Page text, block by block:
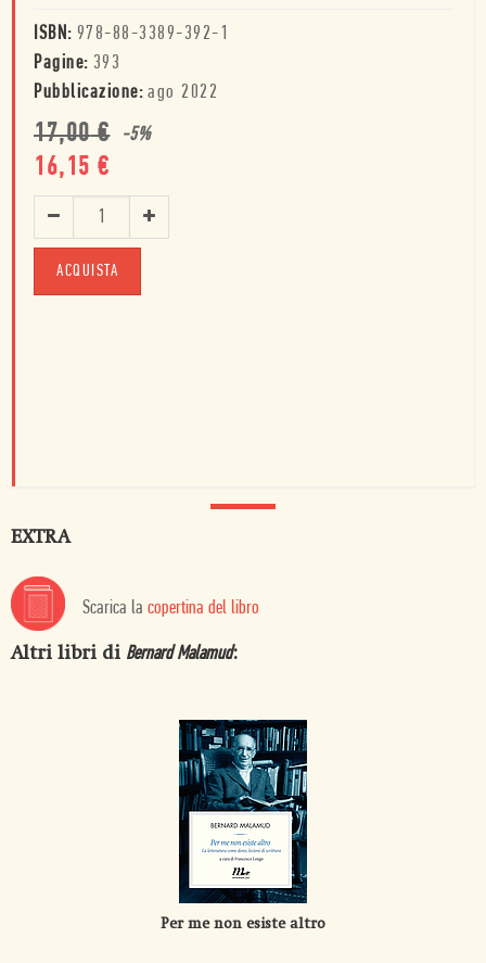
ISBN: 978-88-3389-392-1
Pagine: 393
Pubblicazione: ago 2022
17,00€ -5%
16,15 €
ACQUISTA
EXTRA
Scarica la copertina del libro
Altri libri di Bernard Malamud:
Per me non esiste altro